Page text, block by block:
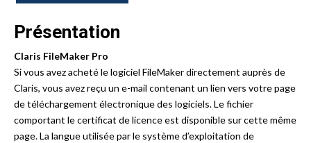
Présentation
Claris FileMaker Pro
Si vous avez acheté le logiciel FileMaker directement auprès de
Claris, vous avez reçu un e-mail contenant un lien vers votre page
de téléchargement électronique des logiciels. Le fichier
comportant le certificat de licence est disponible sur cette même
page. La langue utilisée par le système d’exploitation de